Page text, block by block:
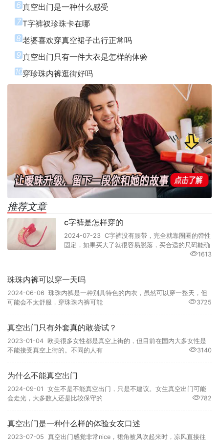
6真空出门是一种什么感受
7T字裤衩珍珠卡在哪
8 老婆喜欢穿真空裙子出行正常吗
9真空出门只有一件大衣是怎样的体验
10穿珍珠内裤逛街好吗
推荐文章
c字裤是怎样穿的
2024-07-23 C字裤没有腰带，完全就靠圈圈的弹性
固定，如果买大了就很容易脱落，买合适的尺码能确
1613
珠珠内裤可以穿一天吗
2024-06-06 珠珠内裤是一种别具特色的内衣，虽然可以穿一整天，但
可能会不太舒服，穿珠珠内裤可能
3725
真空出门只有外套真的敢尝试？
2023-01-04 欧美很多女性都是真空上街的，但目前在国内大多女性是
不能接受真空上街的。不同的人有
3140
为什么不能真空出门
2024-09-01 女生不是不能真空出门，只是不建议。女生真空出门可能
会走光，大多数人还是比较保守的
782
真空出门是一种什么样的体验女友口述
2023-07-05 真空出门感觉非常nice，裙角被风吹起来时，凉风直接往